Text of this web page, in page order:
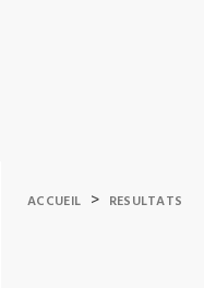
ACCUEIL > RESULTATS